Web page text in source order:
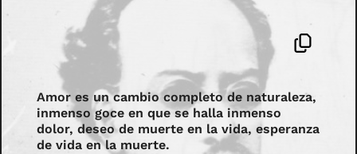
Amor es un cambio completo de naturaleza,
inmenso goce en que se halla inmenso
dolor, deseo de muerte en la vida, esperanza
de vida en la muerte.